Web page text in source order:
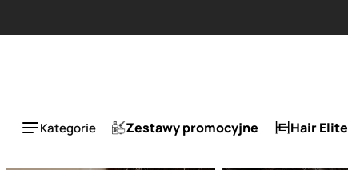
Kategorie Zestawy promocyjne Hair Elite